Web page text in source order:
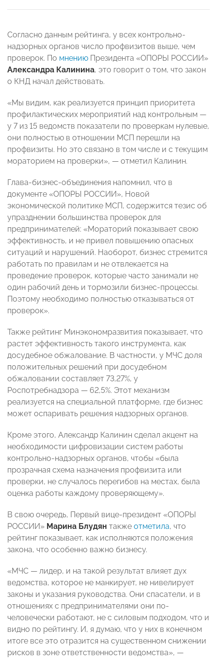
Согласно данным рейтинга, у всех контрольно-
надзорных органов число профвизитов выше, чем
проверок. По мнению Президента «ОПОРЫ РОССИИ»
Александра Калинина, это говорит о том, что закон
о КНД начал действовать.
«Мы видим, как реализуется принцип приоритета
профилактических мероприятий над контрольным —
у 7 из 15 ведомств показатели по проверкам нулевые,
они полностью в отношении МСП перешли на
профвизиты. Но это связано в том числе и с текущим
мораторием на проверки», — отметил Калинин.
Глава-бизнес-объединения напомнил, что в
документе «ОПОРЫ РОССИИ», Новой
экономической политике МСП, содержится тезис об
упразднении большинства проверок для
предпринимателей: «Мораторий показывает свою
эффективность, и не привел повышению опасных
ситуаций и нарушений. Наоборот, бизнес стремится
работать по правилам и не отвлекается на
проведение проверок, которые часто занимали не
один рабочий день и тормозили бизнес-процессы.
Поэтому необходимо полностью отказываться от
проверок».
Также рейтинг Минэкономразвития показывает, что
растет эффективность такого инструмента, как
досудебное обжалование. В частности, у МЧС доля
положительных решений при досудебном
обжаловании составляет 73,27%, у
Роспотребнадзора — 62,5%. Этот механизм
реализуется на специальной платформе, где бизнес
может оспаривать решения надзорных органов.
Кроме этого, Александр Калинин сделал акцент на
необходимости цифровизации систем работы
контрольно-надзорных органов, чтобы «была
прозрачная схема назначения профвизита или
проверки, не случалось перегибов на местах, была
оценка работы каждому проверяющему».
В свою очередь, Первый вице-президент «ОПОРЫ
РОССИИ» Марина Блудян также отметила, что
рейтинг показывает, как исполняются положения
закона, что особенно важно бизнесу.
«МЧС — лидер, и на такой результат влияет дух
ведомства, которое не манкирует, не нивелирует
законы и указания руководства. Они спасатели, и в
отношениях с предпринимателями они по-
человечески работают, не с силовым подходом, что и
видно по рейтингу. И, я думаю, что у них в конечном
итоге все это отразится на существенном снижении
рисков в зоне ответственности ведомства», —